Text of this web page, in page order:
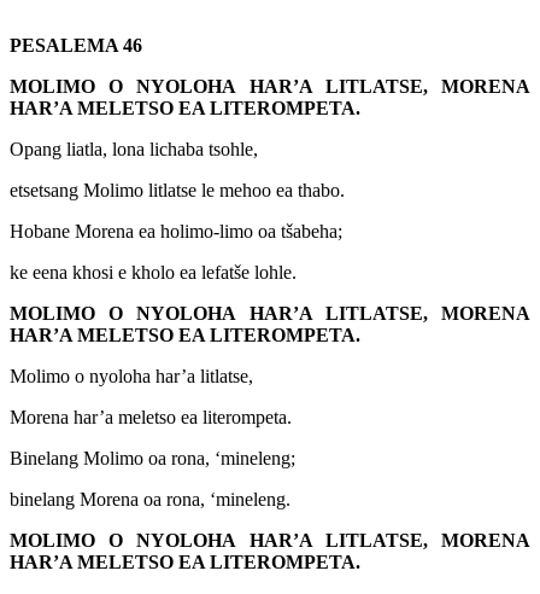
PESALEMA 46
MOLIMO O NYOLOHA HAR’A LITLATSE, MORENA
HAR’A MELETSO EA LITEROMPETA.
Opang liatla, lona lichaba tsohle,
etsetsang Molimo litlatse le mehoo ea thabo.
Hobane Morena ea holimo-limo oa tšabeha;
ke eena khosi e kholo ea lefatše lohle.
MOLIMO O NYOLOHA HAR’A LITLATSE, MORENA
HAR’A MELETSO EA LITEROMPETA.
Molimo o nyoloha har’a litlatse,
Morena har’a meletso ea literompeta.
Binelang Molimo oa rona, ‘mineleng;
binelang Morena oa rona, ‘mineleng.
MOLIMO O NYOLOHA HAR’A LITLATSE, MORENA
HAR’A MELETSO EA LITEROMPETA.